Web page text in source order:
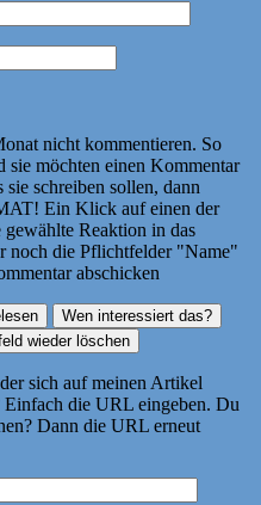
nicht kommentieren. So
sie möchten einen Kommentar
schreiben sollen, dann
Ein Klick auf einen der
Reaktion in das
noch die Pflichtfelder "Name"
abschicken
sich auf meinen Artikel
Einfach die URL eingeben. Du
Dann die URL erneut